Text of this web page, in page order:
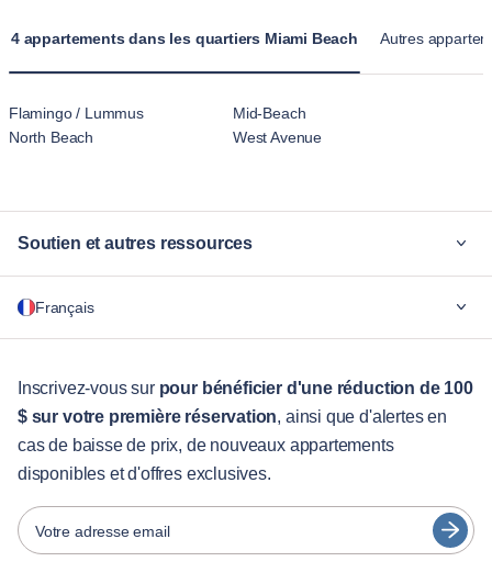
4 appartements dans les quartiers Miami Beach Autres
Flamingo / Lummus
Mid-Beach
North Beach
West Avenue
Soutien et autres ressources
Pour les entreprises
Services aux visiteurs
Guides des villes
Partenaires
Opérateurs de location de meubles
Propriétaires
Français
English
Português
Español
Français
Inscrivez-vous sur pour bénéficier d'une réduction de 100
$ sur votre première réservation, ainsi que d'alertes en
cas de baisse de prix, de nouveaux appartements
disponibles et d'offres exclusives.
Votre adresse email